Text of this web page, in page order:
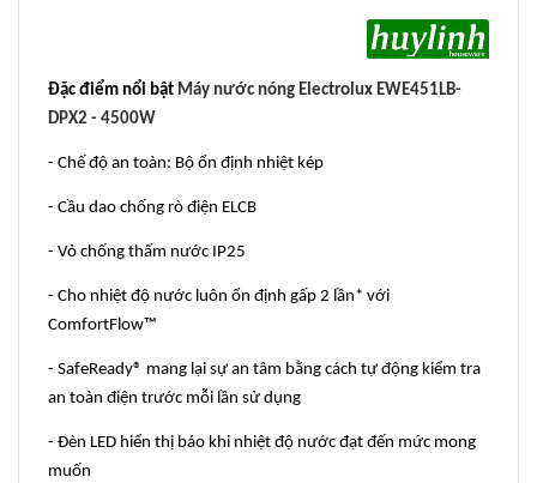
Đặc điểm nổi bật Máy nước nóng Electrolux EWE451LB-
DPX2 - 4500W
- Chế độ an toàn: Bộ ổn định nhiệt kép
- Cầu dao chống rò điện ELCB
- Vỏ chống thấm nước IP25
- Cho nhiệt độ nước luôn ổn định gấp 2 lần* với
ComfortFlow™
- SafeReady® mang lại sự an tâm bằng cách tự động kiểm tra
an toàn điện trước mỗi lần sử dụng
- Đèn LED hiển thị báo khi nhiệt độ nước đạt đến mức mong
muốn